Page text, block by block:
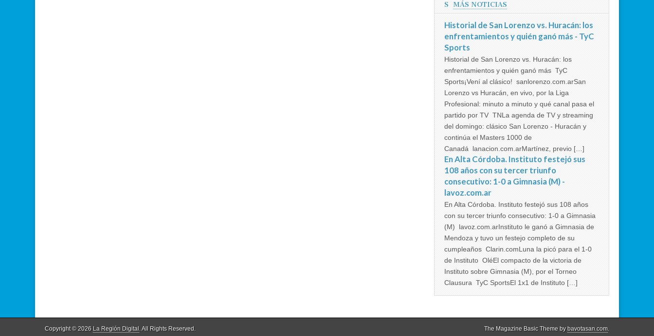
MÁS NOTICIAS
Historial de San Lorenzo vs. Huracán: los
enfrentamientos y quién ganó más - TyC
Sports
Historial de San Lorenzo vs. Huracán: los
enfrentamientos y quién ganó más TyC
Sports¡Vení al clásico! sanlorenzo.com.arSan
Lorenzo vs Huracán, en vivo, por la Liga
Profesional: minuto a minuto y qué canal pasa el
partido por TV TNLa agenda de TV y streaming
del domingo: clásico San Lorenzo - Huracán y
continúa el Masters 1000 de
Canadá lanacion.com.arMartínez, previo […]
En Alta Córdoba. Instituto festejó sus
108 años con su tercer triunfo
consecutivo: 1-0 a Gimnasia (M) -
lavoz.com.ar
En Alta Córdoba. Instituto festejó sus 108 años
con su tercer triunfo consecutivo: 1-0 a Gimnasia
(M) lavoz.com.arInstituto le ganó a Gimnasia de
Mendoza y tuvo un festejo completo de su
cumpleaños Clarin.comLuna la picó para el 1-0
de Instituto OléEl compacto de la victoria de
Instituto sobre Gimnasia (M), por el Torneo
Clausura TyC SportsEl 1x1 de Instituto […]
Copyright © 2026 La Región Digital. All Rights Reserved. The Magazine Basic Theme by bavotasan.com.